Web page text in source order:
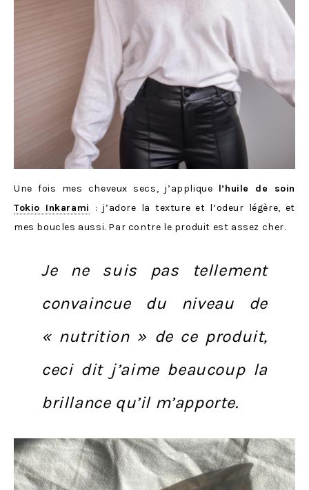
Une fois mes cheveux secs, j’applique l’huile de soin
Tokio Inkarami
: j’adore la texture et l’odeur légère, et
mes boucles aussi. Par contre le produit est assez cher.
Je ne suis pas tellement
convaincue du niveau de
« nutrition » de ce produit,
ceci dit j’aime beaucoup la
brillance qu’il m’apporte.